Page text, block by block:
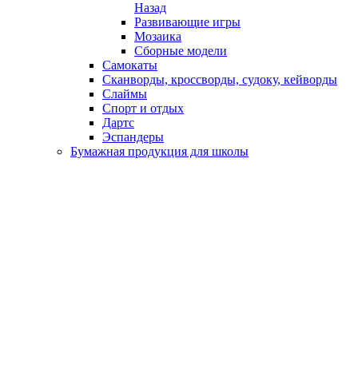
Назад
Развивающие игры
Мозаика
Сборные модели
Самокаты
Сканворды, кроссворды, судоку, кейворды
Слаймы
Спорт и отдых
Дартс
Эспандеры
Бумажная продукция для школы